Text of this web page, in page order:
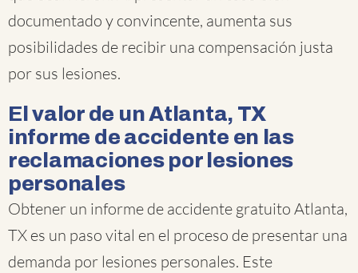
documentado y convincente, aumenta sus
posibilidades de recibir una compensación justa
por sus lesiones.
El valor de un Atlanta, TX
informe de accidente en las
reclamaciones por lesiones
personales
Obtener un informe de accidente gratuito Atlanta,
TX es un paso vital en el proceso de presentar una
demanda por lesiones personales. Este